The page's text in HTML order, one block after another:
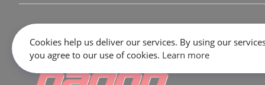
Cookies help us deliver our services. By using our
you agree to our use of cookies. Learn more